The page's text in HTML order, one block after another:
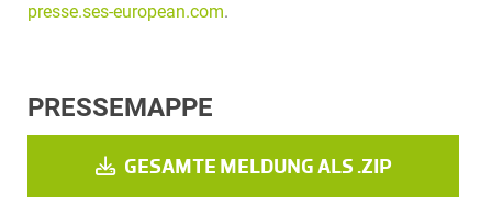
presse.ses-european.com.
PRESSEMAPPE
GESAMTE MELDUNG ALS .ZIP